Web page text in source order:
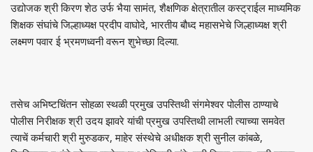
उद्योजक श्री किरण शेठ उर्फ भैया सामंत, शैक्षणिक क्षेत्रातील कस्ट्राईल माध्यमिक
शिक्षक संघांचे जिल्हाध्यक्ष प्रदीप वाघोदे, भारतीय बौध्द महासभेचे जिल्हाध्यक्ष श्री
लक्ष्मण पवार ई भ्रमणध्वनी वरून शुभेच्छा दिल्या.
तसेच अभिष्टचिंतन सोहळा स्थळी प्रमुख उपस्तिथी संगमेश्वर पोलीस ठाण्याचे
पोलीस निरीक्षक श्री उदय झावरे यांची प्रमुख उपस्तिथी लाभली त्याच्या समवेत
त्याचें कर्मचारी श्री मुरुडकर, माहेर संस्थेचे अधीक्षक श्री सुनील कांबळे,